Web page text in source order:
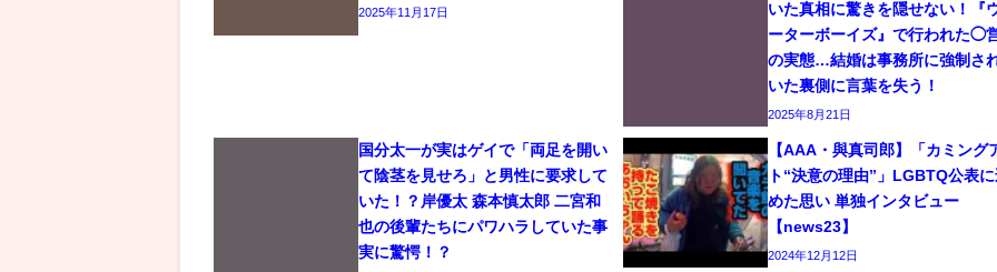
2025年11月17日
いた真相に驚きを隠せない！『
ーターボーイズ』で行われた◯
の実態…結婚は事務所に強制さ
いた裏側に言葉を失う！
2025年8月21日
国分太一が実はゲイで「両足を開い
て陰茎を見せろ」と男性に要求して
いた！？岸優太 森本慎太郎 二宮和
也の後輩たちにパワハラしていた事
実に驚愕！？
【AAA・與真司郎】「カミング
ト“決意の理由”」LGBTQ公表に
めた思い 単独インタビュー
【news23】
2024年12月12日